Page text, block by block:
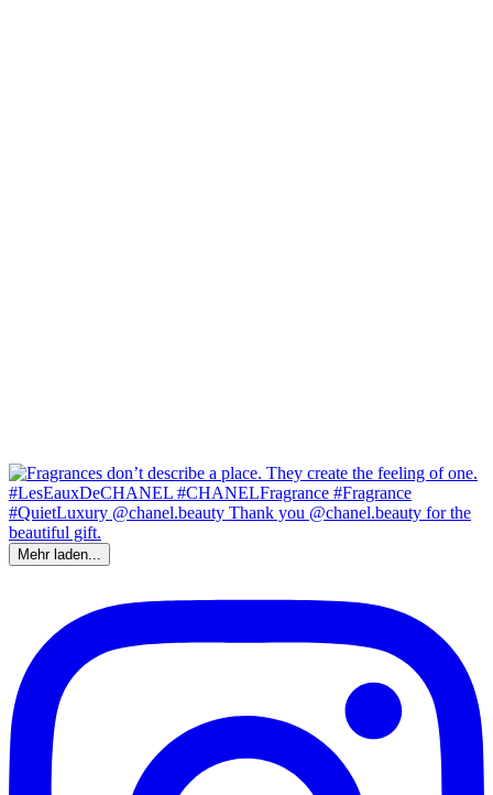
Mehr laden...